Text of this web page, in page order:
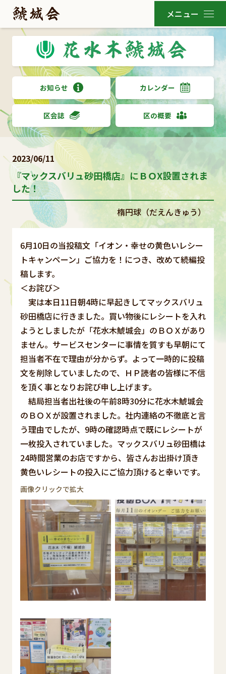
お知らせ カレンダー
区会誌 区の概要
2023/06/11
『マックスバリュ砂田橋店』にＢＯX設置されま
した！
楕円球（だえんきゅう）
6月10日の当投稿文「イオン・幸せの黄色いレシー
トキャンペーン」ご協力を！につき、改めて続編投
稿します。
＜お詫び＞
実は本日11日朝4時に早起きしてマックスバリュ
砂田橋店に行きました。買い物後にレシートを入れ
ようとしましたが「花水木鯱城会」のＢＯＸがあり
ません。サービスセンターに事情を質すも早朝にて
担当者不在で理由が分からず。よって一時的に投稿
文を削除していましたので、ＨＰ読者の皆様に不信
を頂く事となりお詫び申し上げます。
結局担当者出社後の午前8時30分に花水木鯱城会
のＢＯＸが設置されました。社内連絡の不徹底と言
う理由でしたが、9時の確認時点で既にレシートが
一枚投入されていました。マックスバリュ砂田橋は
24時間営業のお店ですから、皆さんお出掛け頂き
黄色いレシートの投入にご協力頂けると幸いです。
画像クリックで拡大